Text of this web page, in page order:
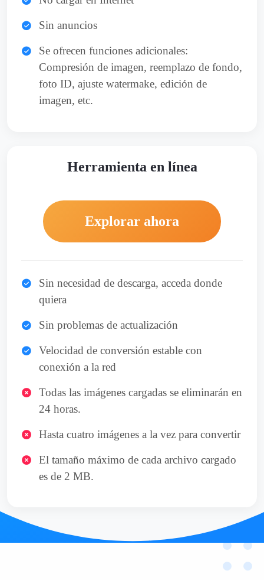
Sin anuncios
Se ofrecen funciones adicionales:
Compresión de imagen, reemplazo de fondo,
foto ID, ajuste watermake, edición de
imagen, etc.
Herramienta en línea
Explorar ahora
Sin necesidad de descarga, acceda donde
quiera
Sin problemas de actualización
Velocidad de conversión estable con
conexión a la red
Todas las imágenes cargadas se eliminarán en
24 horas.
Hasta cuatro imágenes a la vez para convertir
El tamaño máximo de cada archivo cargado
es de 2 MB.